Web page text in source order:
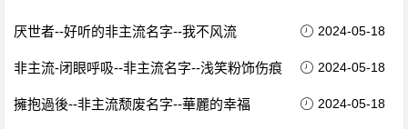
厌世者--好听的非主流名字--我不风流 2024-05-18
非主流-闭眼呼吸--非主流名字--浅笑粉饰伤痕 2024-05-18
擁抱過後--非主流颓废名字--華麗的幸福 2024-05-18